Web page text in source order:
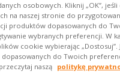
osobowych. Kliknij „OK”,
na naszej stronie do
produktów dopasowanych do
wybranych preferencji. W
cookie wybierając
do Twoich
naszą
politykę